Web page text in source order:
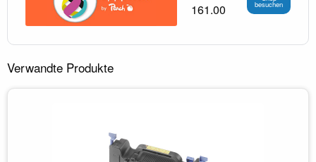
161.00
besuchen
Verwandte Produkte